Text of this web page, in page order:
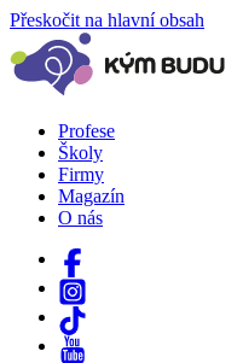
Přeskočit na hlavní obsah
Profese
Školy
Firmy
Magazín
O nás